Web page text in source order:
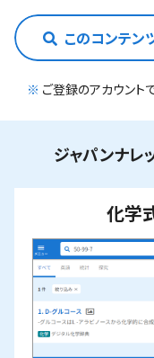
このコンテン
※ ご登録のアカウント
ジャパンナレ
化学